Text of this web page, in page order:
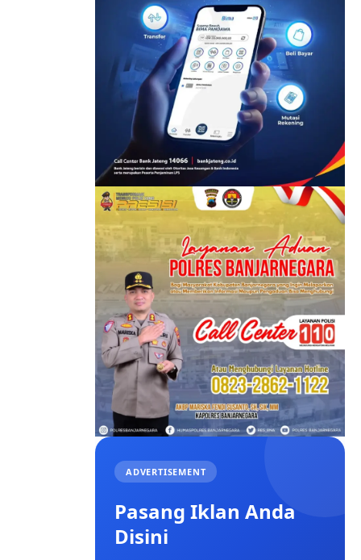
ADVERTISEMENT
Pasang Iklan Anda
Disini